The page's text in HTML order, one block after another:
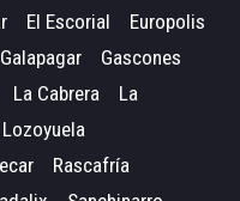
El Escorial
Europolis
Galapagar
Gascones
La Cabrera
La
Lozoyuela
Rascafría